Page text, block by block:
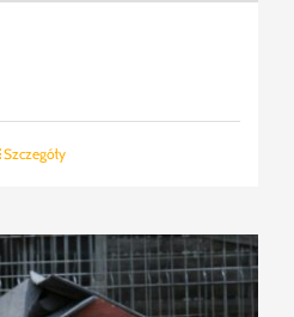
Szczegóły